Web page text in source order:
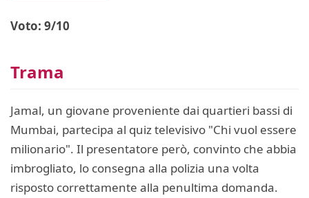
Voto: 9/10
Trama
Jamal, un giovane proveniente dai quartieri bassi di
Mumbai, partecipa al quiz televisivo "Chi vuol essere
milionario". Il presentatore però, convinto che abbia
imbrogliato, lo consegna alla polizia una volta
risposto correttamente alla penultima domanda.